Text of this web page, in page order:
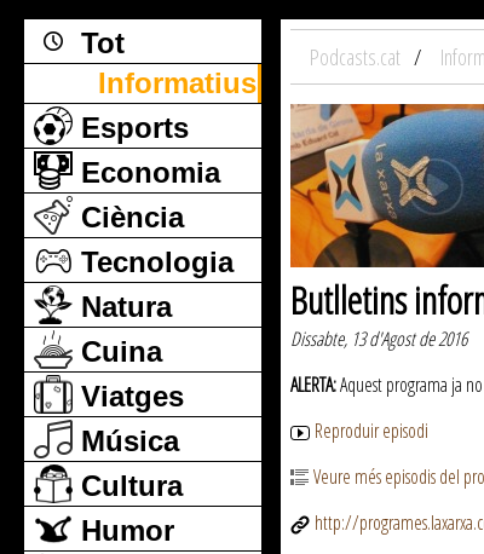
Tot
Informatius
Esports
Economia
Ciència
Tecnologia
Natura
Cuina
Viatges
Música
Cultura
Humor
Podcasts.cat
Butlletins
Dissabte, 13 d'Agost de 2016
ALERTA:Aquest programa ja
Reproduir episodi
Veure més episodis del
http://